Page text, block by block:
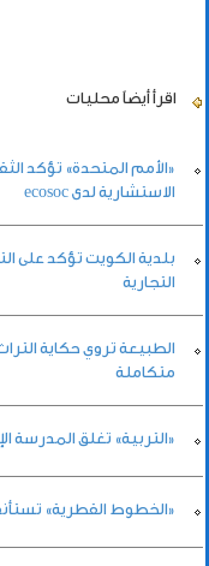
اقرأ أيضاً محليات
«الأمم المتحدة» تؤكد
الاستشارية لدى ecosoc
بلدية الكويت تؤكد على
التجارية
متكاملة
«التربية» تغلق المدرسة
«الخطوط القطرية»